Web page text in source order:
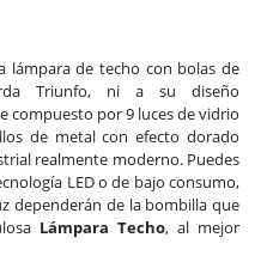
lámpara de techo con bolas de
Triunfo, ni a su diseño
compuesto por 9 luces de vidrio
de metal con efecto dorado
realmente moderno. Puedes
LED o de bajo consumo,
dependerán de la bombilla que
Lámpara Techo, al mejor